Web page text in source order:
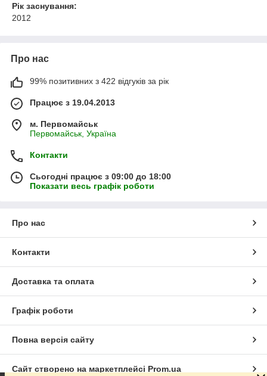
Рік заснування:
2012
Про нас
99% позитивних з 422 відгуків за рік
Працює з 19.04.2013
м. Первомайськ
Первомайськ, Україна
Контакти
Сьогодні працює з 09:00 до 18:00
Показати весь графік роботи
Про нас
Контакти
Доставка та оплата
Графік роботи
Повна версія сайту
Сайт створено на маркетплейсі Prom.ua